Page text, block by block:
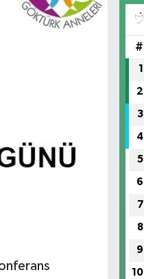
#
1
2
3
4
5
6
7
8
9
10